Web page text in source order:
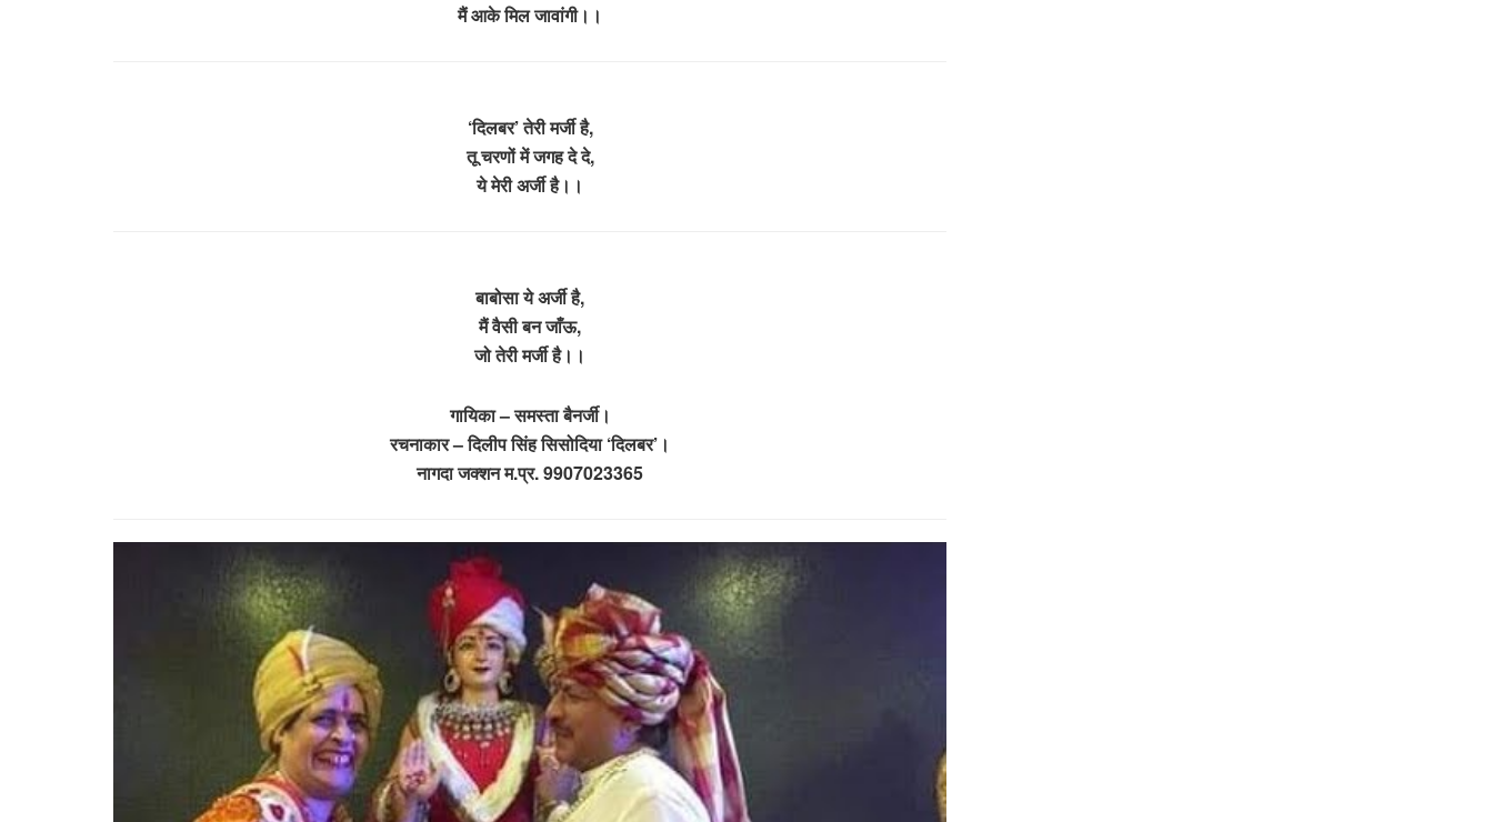
मैं आके मिल जावांगी।।
‘दिलबर’ तेरी मर्जी है,
तू चरणों में जगह दे दे,
ये मेरी अर्जी है।।
बाबोसा ये अर्जी है,
मैं वैसी बन जाँऊ,
जो तेरी मर्जी है।।
गायिका – समस्ता बैनर्जी।
रचनाकार – दिलीप सिंह सिसोदिया ‘दिलबर’।
नागदा जक्शन म.प्र. 9907023365